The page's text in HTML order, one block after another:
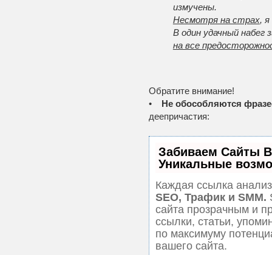
измучены.
Несмотря на страх, я
В один удачный набег
на все
Обратите внимание!
• Не обособляются
деепричастия:
Забиваем Сайты
Уникальные
Каждая ссылка
SEO, Трафик и SMM.
сайта прозрачным и
ссылки, статьи,
по максимуму
вашего сайта.